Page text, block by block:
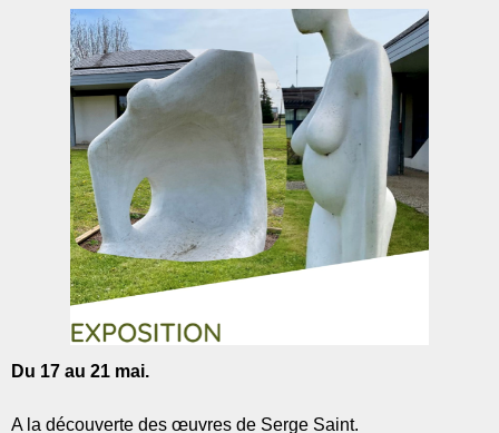
Du 17 au 21 mai.
A la découverte des œuvres de Serge Saint.